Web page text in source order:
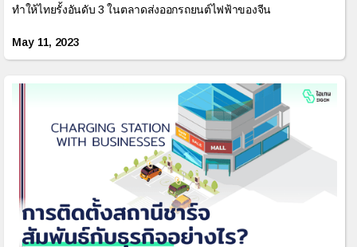
ทำให้ไทยรั้งอันดับ 3 ในตลาดส่งออกรถยนต์ไฟฟ้าของจีน
May 11, 2023